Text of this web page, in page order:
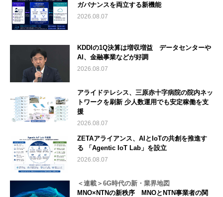
ガバナンスを両立する新機能
2026.08.07
KDDIの1Q決算は増収増益 データセンターや
AI、金融事業などが好調
2026.08.07
アライドテレシス、三原赤十字病院の院内ネッ
トワークを刷新 少人数運用でも安定稼働を支
援
2026.08.07
ZETAアライアンス、AIとIoTの共創を推進す
る 「Agentic IoT Lab」を設立
2026.08.07
＜連載＞6G時代の新・業界地図
MNO×NTNの新秩序 MNOとNTN事業者の関